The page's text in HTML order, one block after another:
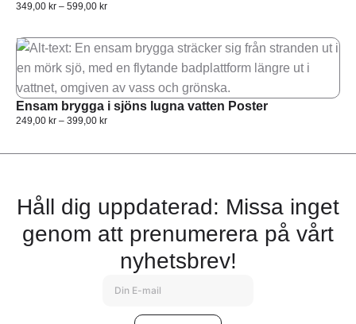
349,00 kr – 599,00 kr
Ensam brygga i sjöns lugna vatten Poster
249,00 kr – 399,00 kr
Håll dig uppdaterad: Missa inget
genom att prenumerera på vårt
nyhetsbrev!